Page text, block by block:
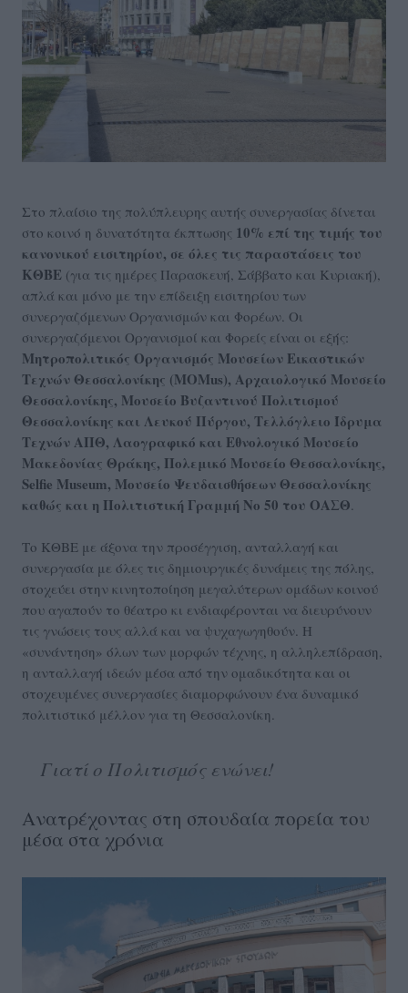
Στο πλαίσιο της πολύπλευρης αυτής συνεργασίας δίνεται
στο κοινό η δυνατότητα έκπτωσης 10% επί της τιμής του
κανονικού εισιτηρίου, σε όλες τις παραστάσεις του
ΚΘΒΕ (για τις ημέρες Παρασκευή, Σάββατο και Κυριακή),
απλά και μόνο με την επίδειξη εισιτηρίου των
συνεργαζόμενων Οργανισμών και Φορέων. Oι
συνεργαζόμενοι Οργανισμοί και Φορείς είναι οι εξής:
Μητροπολιτικός Οργανισμός Μουσείων Εικαστικών
Τεχνών Θεσσαλονίκης (MOMus), Αρχαιολογικό Μουσείο
Θεσσαλονίκης, Μουσείο Βυζαντινού Πολιτισμού
Θεσσαλονίκης και Λευκού Πύργου, Τελλόγλειο Ίδρυμα
Τεχνών ΑΠΘ, Λαογραφικό και Εθνολογικό Μουσείο
Μακεδονίας Θράκης, Πολεμικό Μουσείο Θεσσαλονίκης,
Selfie Museum, Μουσείο Ψευδαισθήσεων Θεσσαλονίκης
καθώς και η Πολιτιστική Γραμμή Νο 50 του ΟΑΣΘ
Το ΚΘΒΕ με άξονα την προσέγγιση, ανταλλαγή και
συνεργασία με όλες τις δημιουργικές δυνάμεις της πόλης,
στοχεύει στην κινητοποίηση μεγαλύτερων ομάδων κοινού
που αγαπούν το θέατρο κι ενδιαφέρονται να διευρύνουν
τις γνώσεις τους αλλά και να ψυχαγωγηθούν. Η
«συνάντηση» όλων των μορφών τέχνης, η αλληλεπίδραση,
η ανταλλαγή ιδεών μέσα από την ομαδικότητα και οι
στοχευμένες συνεργασίες διαμορφώνουν ένα δυναμικό
πολιτιστικό μέλλον για τη Θεσσαλονίκη.
Γιατί ο Πολιτισμός ενώνει!
Ανατρέχοντας στη σπουδαία πορεία του
μέσα στα χρόνια